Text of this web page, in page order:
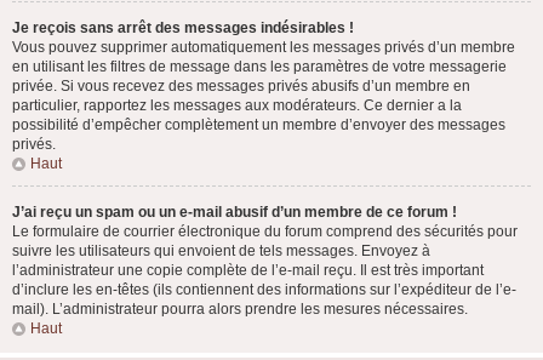
Je reçois sans arrêt des messages indésirables !
Vous pouvez supprimer automatiquement les messages privés d’un membre
en utilisant les filtres de message dans les paramètres de votre messagerie
privée. Si vous recevez des messages privés abusifs d’un membre en
particulier, rapportez les messages aux modérateurs. Ce dernier a la
possibilité d’empêcher complètement un membre d’envoyer des messages
privés.
Haut
J’ai reçu un spam ou un e-mail abusif d’un membre de ce forum !
Le formulaire de courrier électronique du forum comprend des sécurités pour
suivre les utilisateurs qui envoient de tels messages. Envoyez à
l’administrateur une copie complète de l’e-mail reçu. Il est très important
d’inclure les en-têtes (ils contiennent des informations sur l’expéditeur de l’e-
mail). L’administrateur pourra alors prendre les mesures nécessaires.
Haut